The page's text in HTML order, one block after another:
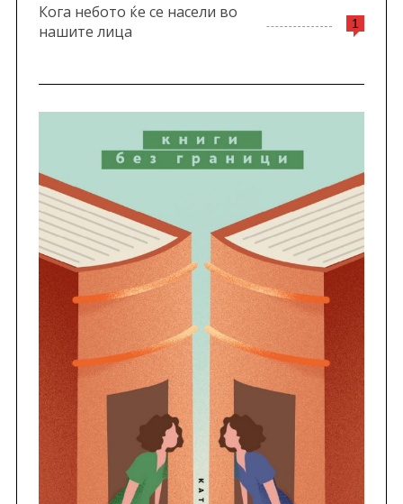
1
Кога небото ќе се насели во
нашите лица